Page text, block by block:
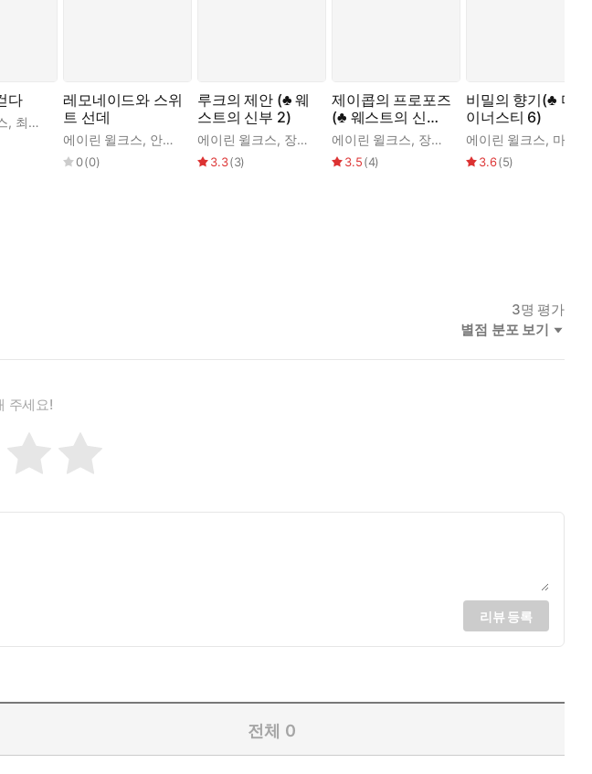
다
, 최정민
레모네이드와 스위
트 선데
에이린 윌크스, 안서린
0(0)
루크의 제안 (♣ 웨
스트의 신부 2)
에이린 윌크스, 장정선
3.3(3)
제이콥의 프로포즈
(♣ 웨스트의 신부
1)
에이린 윌크스, 장정선
3.5(4)
비밀의 향기(♣ 다
이너스티 6)
에이린 윌크스, 마정혜
3.6(5)
3명 평가
별점 분포 보기
주세요!
리뷰 등록
전체 0